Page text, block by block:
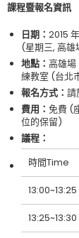
課程暨報名資訊
日期： 2015
(星期三, 高雄
地點： 高雄場
練教室 (台北
報名方式： 請
費用： 免費 (
位的保留)
議程：
時間Time
13:00~13:25
13:25~13:30